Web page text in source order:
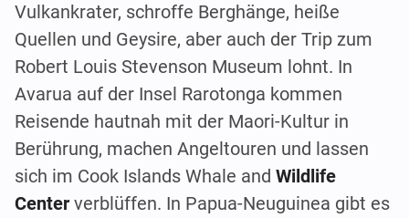
Vulkankrater, schroffe Berghänge, heiße
Quellen und Geysire, aber auch der Trip zum
Robert Louis Stevenson Museum lohnt. In
Avarua auf der Insel Rarotonga kommen
Reisende hautnah mit der Maori-Kultur in
Berührung, machen Angeltouren und lassen
sich im Cook Islands Whale and Wildlife
Center verblüffen. In Papua-Neuguinea gibt es